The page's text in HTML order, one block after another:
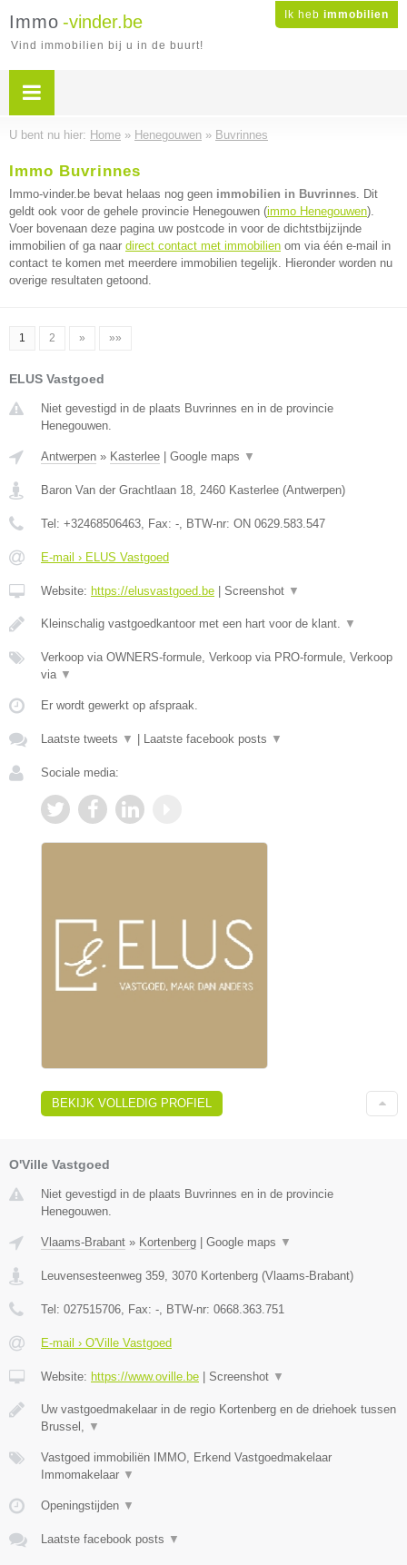
Ik heb immobilien
Immo -vinder.be
Vind immobilien bij u in de buurt!
U bent nu hier: Home » Henegouwen » Buvrinnes
Immo Buvrinnes
Immo-vinder.be bevat helaas nog geen immobilien in Buvrinnes. Dit
geldt ook voor de gehele provincie Henegouwen (immo Henegouwen).
Voer bovenaan deze pagina uw postcode in voor de dichtstbijzijnde
immobilien of ga naar direct contact met immobilien om via één e-mail in
contact te komen met meerdere immobilien tegelijk. Hieronder worden nu
overige resultaten getoond.
1 2 » »»
ELUS Vastgoed
Niet gevestigd in de plaats Buvrinnes en in de provincie
Henegouwen.
Antwerpen » Kasterlee Google maps ▼
Baron Van der Grachtlaan 18, 2460 Kasterlee (Antwerpen)
Tel: +32468506463, Fax: -, BTW-nr: ON 0629.583.547
E-mail › ELUS Vastgoed
Website: https://elusvastgoed.be Screenshot ▼
Kleinschalig vastgoedkantoor met een hart voor de klant. ▼
Verkoop via OWNERS-formule, Verkoop via PRO-formule, Verkoop
via ▼
Er wordt gewerkt op afspraak.
Laatste tweets ▼ Laatste facebook posts ▼
Sociale media:
BEKIJK VOLLEDIG PROFIEL
O'Ville Vastgoed
Niet gevestigd in de plaats Buvrinnes en in de provincie
Henegouwen.
Vlaams-Brabant » Kortenberg Google maps ▼
Leuvensesteenweg 359, 3070 Kortenberg (Vlaams-Brabant)
Tel: 027515706, Fax: -, BTW-nr: 0668.363.751
E-mail › O'Ville Vastgoed
Website: https://www.oville.be Screenshot ▼
Uw vastgoedmakelaar in de regio Kortenberg en de driehoek tussen
Brussel, ▼
Vastgoed immobiliën IMMO, Erkend Vastgoedmakelaar
Immomakelaar ▼
Openingstijden ▼
Laatste facebook posts ▼